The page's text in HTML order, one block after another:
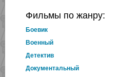
Фильмы по жанру:
Боевик
Военный
Детектив
Документальный